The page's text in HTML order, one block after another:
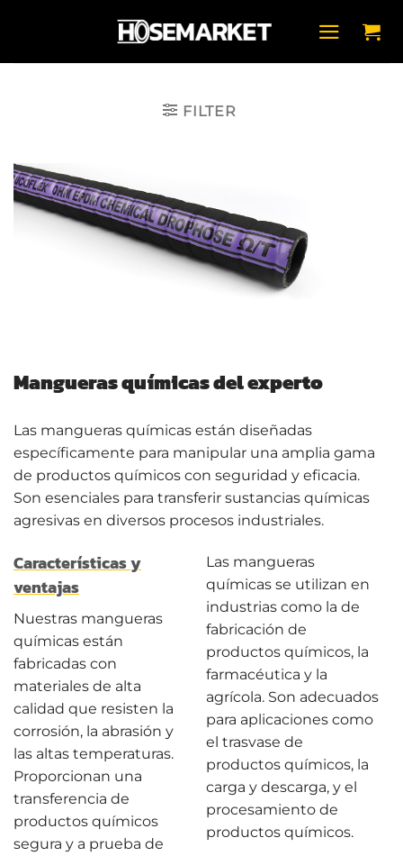
FILTER
Mangueras químicas del experto
Las mangueras químicas están diseñadas
específicamente para manipular una amplia gama
de productos químicos con seguridad y eficacia.
Son esenciales para transferir sustancias químicas
agresivas en diversos procesos industriales.
Características y
ventajas
Nuestras mangueras
químicas están
fabricadas con
materiales de alta
calidad que resisten la
corrosión, la abrasión y
las altas temperaturas.
Proporcionan una
transferencia de
productos químicos
segura y a prueba de
Las mangueras
químicas se utilizan en
industrias como la de
fabricación de
productos químicos, la
farmacéutica y la
agrícola. Son adecuados
para aplicaciones como
el trasvase de
productos químicos, la
carga y descarga, y el
procesamiento de
productos químicos.